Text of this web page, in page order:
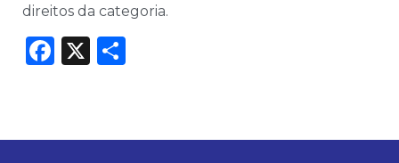
direitos da categoria.
Facebook
X